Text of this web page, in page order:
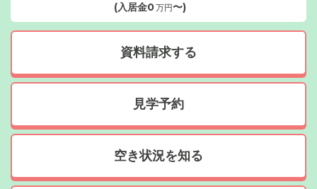
(入居金0万円〜)
資料請求する
見学予約
空き状況を知る